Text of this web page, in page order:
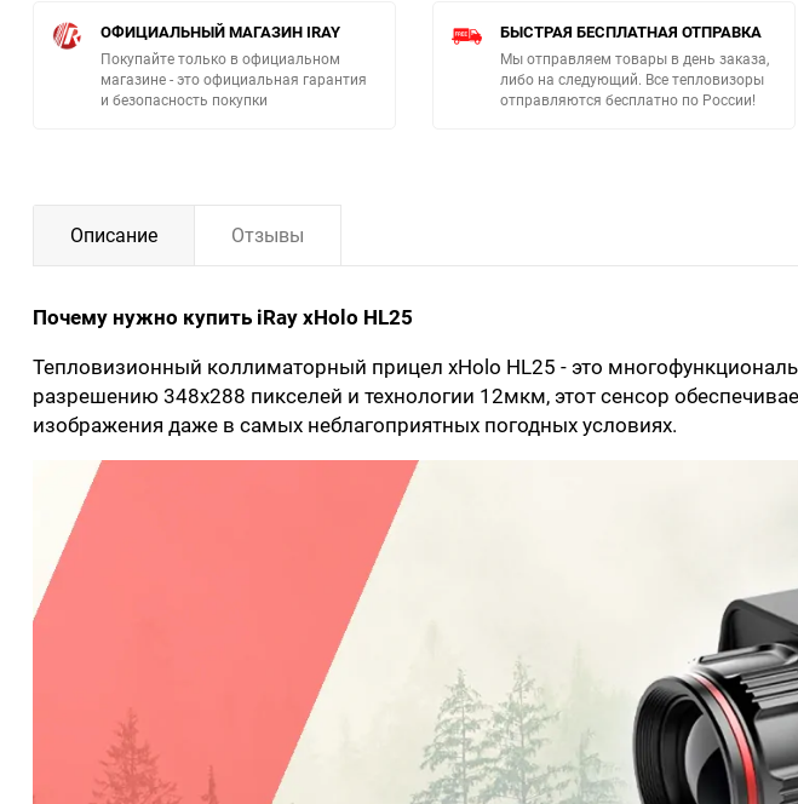
ОФИЦИАЛЬНЫЙ МАГАЗИН IRAY
Покупайте только в официальном
магазине - это официальная гарантия
и безопасность покупки
БЫСТРАЯ БЕСПЛАТНАЯ ОТПРАВКА
Мы отправляем товары в день заказа,
либо на следующий. Все тепловизоры
отправляются бесплатно по России!
Описание Отзывы
Почему нужно купить iRay xHolo HL25
Тепловизионный коллиматорный прицел xHolo HL25 - это
разрешению 348x288 пикселей и технологии 12мкм, этот сенсор
изображения даже в самых неблагоприятных погодных условиях.